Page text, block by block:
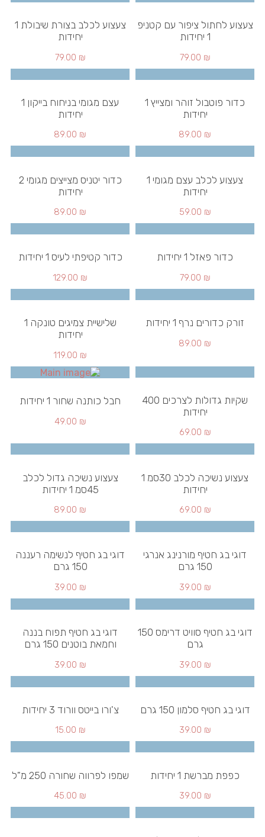
צעצוע לחתול ציפור עם קטניפ
1 יחידות
79.00 ₪
צעצוע לכלב בצורת שיבולת 1
יחידות
79.00 ₪
כדור פוטבול זוהר ומצייץ 1
יחידות
89.00 ₪
עצם מגומי בניחוח בייקון 1
יחידות
89.00 ₪
צעצוע לכלב עצם מגומי 1
יחידות
59.00 ₪
כדור יטניס מצייצים מגומי 2
יחידות
89.00 ₪
כדור פאזל 1 יחידות
79.00 ₪
כדור קטיפתי לעיס 1 יחידות
129.00 ₪
זורק כדורים נרף 1 יחידות
89.00 ₪
שלישיית צמיגים טונקה 1
יחידות
119.00 ₪
שקיות גדולות לצרכים 400
יחידות
69.00 ₪
חבל כותנה שחור 1 יחידות
49.00 ₪
צעצוע נשיכה לכלב 30סמ 1
יחידות
69.00 ₪
צעצוע נשיכה גדול לכלב
45סמ 1 יחידות
89.00 ₪
דוגי בג חטיף מורנינג אנרגי
150 גרם
39.00 ₪
דוגי בג חטיף לנשימה רעננה
150 גרם
39.00 ₪
דוגי בג חטיף סוויט דרימס 150
גרם
39.00 ₪
דוגי בג חטיף תפוח בננה
וחמאת בוטנים 150 גרם
39.00 ₪
דוגי בג חטיף סלמון 150 גרם
39.00 ₪
צ'ורו בייטס וורוד 3 יחידות
15.00 ₪
כפפת מברשת 1 יחידות
39.00 ₪
שמפו לפרווה שחורה 250 מ"ל
45.00 ₪